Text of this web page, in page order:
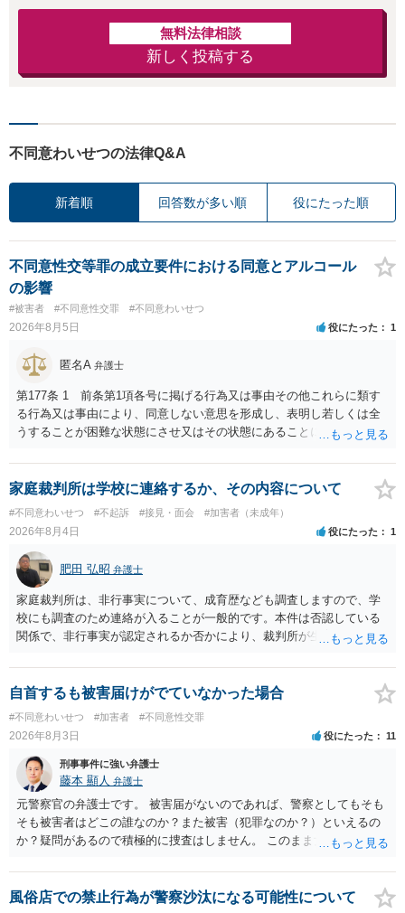
無料法律相談
新しく投稿する
不同意わいせつの法律Q&A
新着順 回答数が多い順 役にたった順
不同意性交等罪の成立要件における同意とアルコール
の影響
#被害者 #不同意性交罪 #不同意わいせつ
2026年8月5日 役にたった 1
匿名A 弁護士
第177条 1 前条第1項各号に掲げる行為又は事由その他これらに類す
る行為又は事由により、同意しない意思を形成し、表明し若しくは全
うすることが困難な状態にさせ又はその状態にあることに乗じて、性
く。）若しくは物を挿入する行為であってわいせつなもの（以下この
条及び第179条第2項において「性交等」という。）をした者は、婚姻
関係の有無にかかわらず、5年以上の有期拘禁刑に処する。 第176条 1
次に掲げる行為又は事由その他これらに類する行為又は事由により、
同意しない意思を形成し、表明し若しくは全うすることが困難な状態
にさせ又はその状態にあることに乗じて、わいせつな行為をした者
は、婚姻関係の有無にかかわらず、6月以上10年以下の拘禁刑に処す
る。 ③アルコール若しくは薬物を摂取させること又はそれらの影響が
あること。 以上の通りですから、アルコール摂取だけでなく、「同意
しない意思を形成し、表明し若しくは全うすることが困難な状態」で
家庭裁判所は学校に連絡するか、その内容について
#不同意わいせつ #不起訴 #接見・面会 #加害者（未成年）
2026年8月4日 役にたった 1
肥田 弘昭 弁護士
家庭裁判所は、非行事実について、成育歴なども調査しますので、学
校にも調査のため連絡が入ることが一般的です。本件は否認している
関係で、非行事実が認定されるか否かにより、裁判所が生育歴なども
ば無罪であり、非行がないのですから、その先の調査はないかと思い
ます。ご参考にしてください。
自首するも被害届けがでていなかった場合
#不同意わいせつ #加害者 #不同意性交罪
2026年8月3日 役にたった 11
刑事事件に強い弁護士
藤本 顯人 弁護士
元警察官の弁護士です。 被害届がないのであれば、警察としてもそも
そも被害者はどこの誰なのか？また被害（犯罪なのか？）といえるの
か？疑問があるので積極的に捜査はしません。 このまま女性から警察
風俗店での禁止行為が警察沙汰になる可能性について